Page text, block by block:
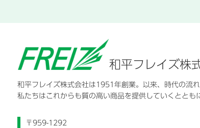
和平フレイズ株
和平フレイズ株式会社は1951年創業。以来、時代の流
私たちはこれからも質の高い商品を提供していくととも
〒959-1292